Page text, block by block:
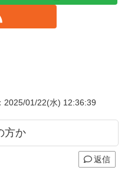
2025/01/22(水) 12:36:39
方か
返信